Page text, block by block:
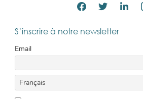
S’inscrire à notre newsletter
Email